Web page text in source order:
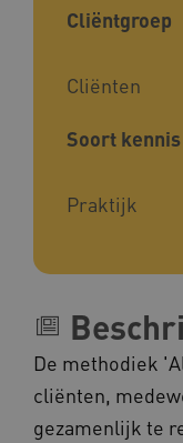
Cliëntgroep
Cliënten
Soort kennis
Praktijk
De methodiek
cliënten,
gezamenlijk te